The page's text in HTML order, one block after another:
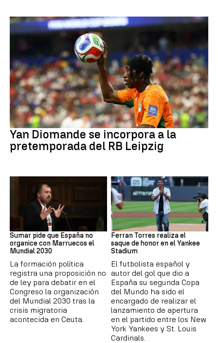
Fútbol
Yan Diomande se incorpora a la
pretemporada del RB Leipzig
Mundial 2030
Sumar pide que España no
organice con Marruecos el
Mundial 2030
La formación política
registra una proposición no
de ley para debatir en el
Congreso la organización
del Mundial 2030 tras la
crisis migratoria
acontecida en Ceuta.
MLB
Ferran Torres realiza el
saque de honor en el Yankee
Stadium
El futbolista español y
autor del gol que dio a
España su segunda Copa
del Mundo ha sido el
encargado de realizar el
lanzamiento de apertura
en el partido entre los New
York Yankees y St. Louis
Cardinals.